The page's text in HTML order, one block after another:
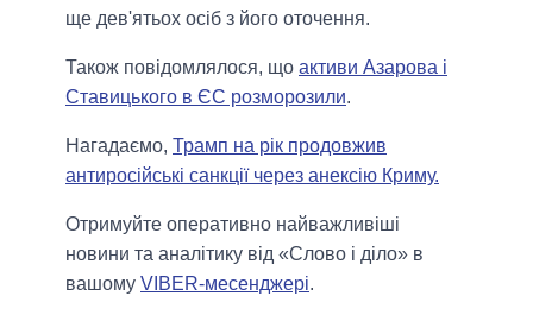
ще дев'ятьох осіб з його оточення.
Також повідомлялося, що активи Азарова і
Ставицького в ЄС розморозили.
Нагадаємо, Трамп на рік продовжив
антиросійські санкції через анексію Криму.
Отримуйте оперативно найважливіші
новини та аналітику від «Слово і діло» в
вашому VIBER-месенджері.